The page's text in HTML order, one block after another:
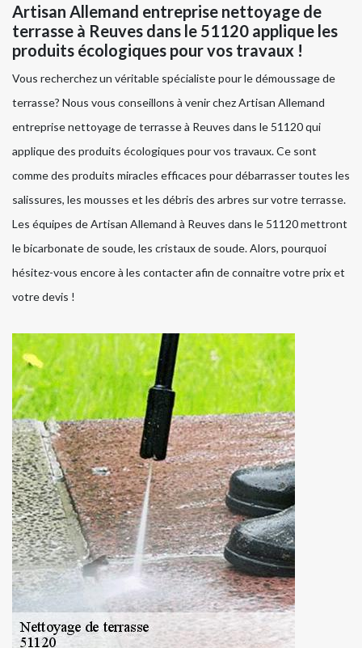
Artisan Allemand entreprise nettoyage de
terrasse à Reuves dans le 51120 applique les
produits écologiques pour vos travaux !
Vous recherchez un véritable spécialiste pour le démoussage de
terrasse? Nous vous conseillons à venir chez Artisan Allemand
entreprise nettoyage de terrasse à Reuves dans le 51120 qui
applique des produits écologiques pour vos travaux. Ce sont
comme des produits miracles efficaces pour débarrasser toutes les
salissures, les mousses et les débris des arbres sur votre terrasse.
Les équipes de Artisan Allemand à Reuves dans le 51120 mettront
le bicarbonate de soude, les cristaux de soude. Alors, pourquoi
hésitez-vous encore à les contacter afin de connaitre votre prix et
votre devis !